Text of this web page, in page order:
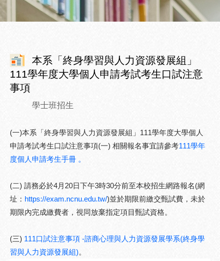
本系「終身學習與人力資源發展組」
111學年度大學個人申請考試考生口試注意
事項
學士班招生
(一)本系「終身學習與人力資源發展組」111學年度大學個人
申請考試考生口試注意事項(一) 相關報名事宜請參考111學年
度個人申請考生手冊 。
(二) 請務必於4月20日下午3時30分前至本校招生網路報名(網
址： https://exam.ncnu.edu.tw/)並於期限前繳交甄試費，未於
期限內完成繳費者，視同放棄指定項目甄試資格。
(三) 111口試注意事項 -諮商心理與人力資源發展學系(終身學
習與人力資源發展組)。